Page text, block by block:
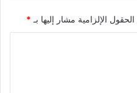
الحقول الإلزامية مشار إليها بـ *